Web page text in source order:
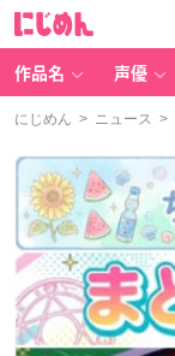
作品名 声優
にじめん > ニュース >